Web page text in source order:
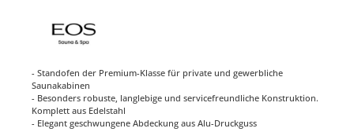
- Standofen der Premium-Klasse für private und gewerbliche
Saunakabinen
- Besonders robuste, langlebige und servicefreundliche Konstruktion.
Komplett aus Edelstahl
- Elegant geschwungene Abdeckung aus Alu-Druckguss